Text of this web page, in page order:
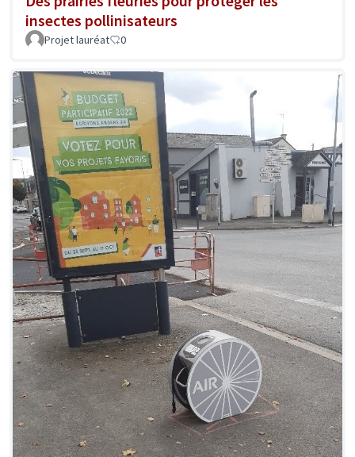
insectes pollinisateurs
Projet lauréat 0